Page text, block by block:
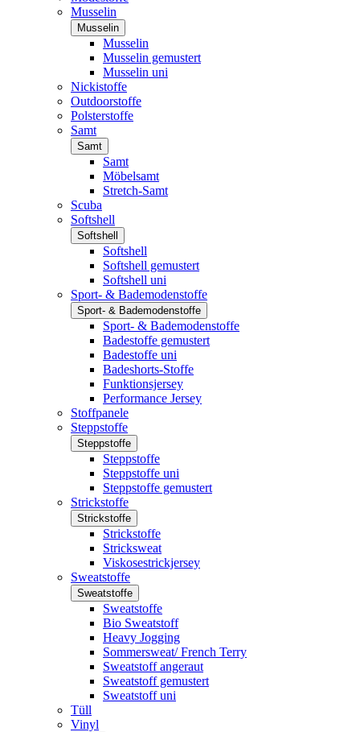
Musselin
Musselin
Musselin
Musselin gemustert
Musselin uni
Nickistoffe
Outdoorstoffe
Polsterstoffe
Samt
Samt
Samt
Möbelsamt
Stretch-Samt
Scuba
Softshell
Softshell
Softshell
Softshell gemustert
Softshell uni
Sport- & Bademodenstoffe
Sport- & Bademodenstoffe
Sport- & Bademodenstoffe
Badestoffe gemustert
Badestoffe uni
Badeshorts-Stoffe
Funktionsjersey
Performance Jersey
Stoffpanele
Steppstoffe
Steppstoffe
Steppstoffe
Steppstoffe uni
Steppstoffe gemustert
Strickstoffe
Strickstoffe
Strickstoffe
Stricksweat
Viskosestrickjersey
Sweatstoffe
Sweatstoffe
Sweatstoffe
Bio Sweatstoff
Heavy Jogging
Sommersweat/ French Terry
Sweatstoff angeraut
Sweatstoff gemustert
Sweatstoff uni
Tüll
Vinyl